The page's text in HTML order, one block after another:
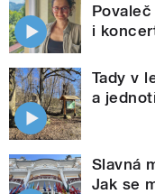
i
Tady v
a
Slavná
Jak se